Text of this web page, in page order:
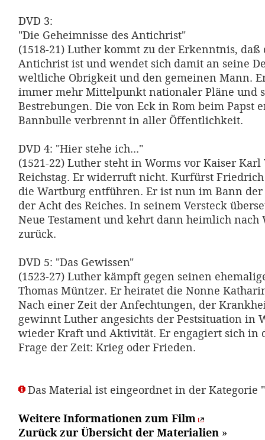
DVD 3:
"Die Geheimnisse des Antichrist"
(1518-21) Luther kommt zu der Erkenntnis, daß
Antichrist ist und wendet sich damit an seine
weltliche Obrigkeit und den gemeinen Mann.
immer mehr Mittelpunkt nationaler Pläne und
Bestrebungen. Die von Eck in Rom beim Papst
Bannbulle verbrennt in aller Öffentlichkeit.
DVD 4: "Hier stehe ich..."
(1521-22) Luther steht in Worms vor Kaiser Karl
Reichstag. Er widerruft nicht. Kurfürst
die Wartburg entführen. Er ist nun im Bann
der Acht des Reiches. In seinem Versteck
Neue Testament und kehrt dann heimlich nach
zurück.
DVD 5: "Das Gewissen"
(1523-27) Luther kämpft gegen seinen
Thomas Müntzer. Er heiratet die Nonne
Nach einer Zeit der Anfechtungen, der
gewinnt Luther angesichts der Pestsituation in
wieder Kraft und Aktivität. Er engagiert sich in
Frage der Zeit: Krieg oder Frieden.
Das Material ist eingeordnet in der Kategorie
Weitere Informationen zum Film
Zurück zur Übersicht der Materialien »